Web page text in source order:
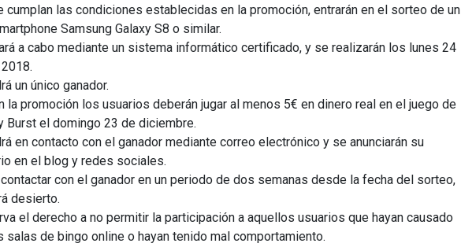
cumplan las condiciones establecidas en la promoción, entrarán en el sorteo de un
Samsung Galaxy S8 o similar.
a cabo mediante un sistema informático certificado, y se realizarán los lunes 24
un único ganador.
la promoción los usuarios deberán jugar al menos 5€ en dinero real en el juego de
Burst el domingo 23 de diciembre.
en contacto con el ganador mediante correo electrónico y se anunciarán su
en el blog y redes sociales.
con el ganador en un periodo de dos semanas desde la fecha del sorteo,
desierto.
el derecho a no permitir la participación a aquellos usuarios que hayan causado
salas de bingo online o hayan tenido mal comportamiento.